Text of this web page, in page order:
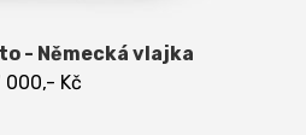
- Německá vlajka
000,- Kč